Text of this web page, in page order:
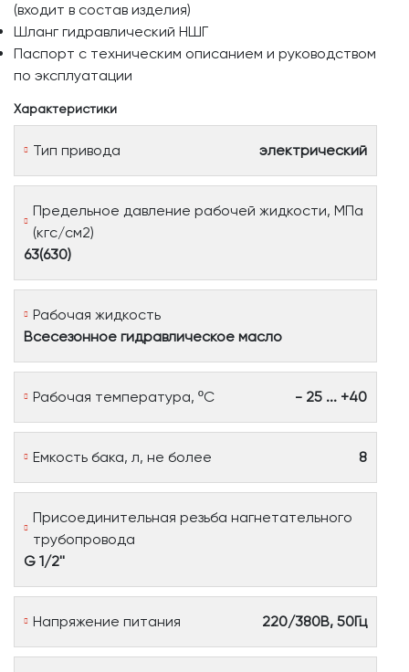
(входит в состав изделия)
Шланг гидравлический НШГ
Паспорт с техническим описанием и руководством
по эксплуатации
Характеристики
Тип привода электрический
Предельное давление рабочей жидкости, МПа
(кгс/см2)
63(630)
Рабочая жидкость
Всесезонное гидравлическое масло
Рабочая температура, ºС - 25 ... +40
Емкость бака, л, не более 8
Присоединительная резьба нагнетательного
трубопровода
G 1/2''
Напряжение питания 220/380B, 50Гц